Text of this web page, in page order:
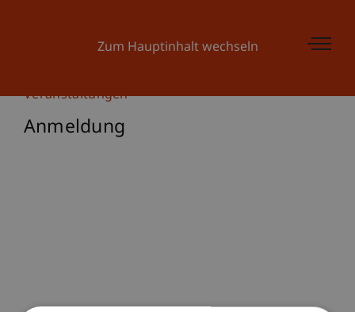
Zum Hauptinhalt wechseln
Veranstaltungen
Anmeldung